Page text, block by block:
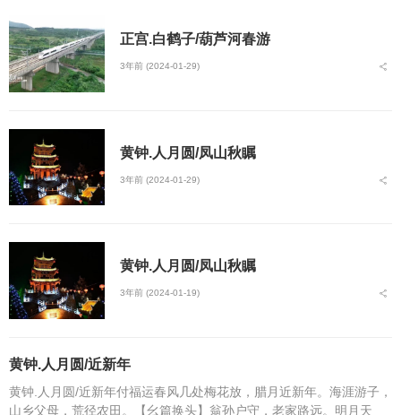
正宫.白鹤子/葫芦河春游
3年前 (2024-01-29)
黄钟.人月圆/凤山秋瞩
3年前 (2024-01-29)
黄钟.人月圆/凤山秋瞩
3年前 (2024-01-19)
黄钟.人月圆/近新年
黄钟.人月圆/近新年付福运春风几处梅花放，腊月近新年。海涯游子，
山乡父母，荒径农田。【幺篇换头】翁孙户守，老家路远。明月天